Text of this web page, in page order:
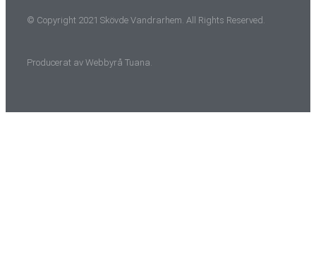
© Copyright 2021 Skövde Vandrarhem. All Rights Reserved.
Producerat av Webbyrå Tuana